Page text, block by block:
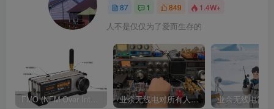
87 1 849 1.4W+
人不是仅仅为了爱而生存的
FMO (NFM Over Internet) 使用说明书 业余无线电对所有人来说都是一种迷人的爱好